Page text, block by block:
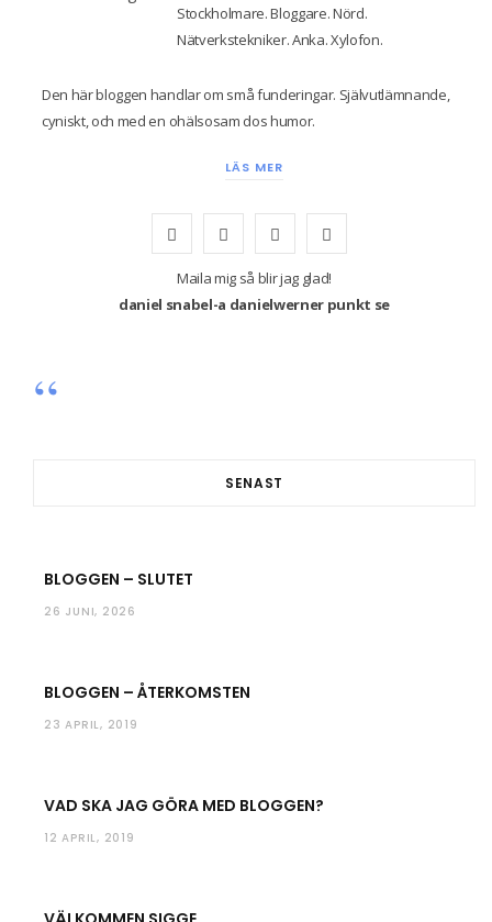
Stockholmare. Bloggare. Nörd.
Nätverkstekniker. Anka. Xylofon.
Den här bloggen handlar om små funderingar. Självutlämnande,
cyniskt, och med en ohälsosam dos humor.
LÄS MER
F
a
c
T
w
r
I
n
s
r
Y
o
u
Maila mig så blir jag glad!
daniel snabel-a danielwerner punkt se
SENAST
BLOGGEN – SLUTET
26 JUNI, 2026
BLOGGEN – ÅTERKOMSTEN
23 APRIL, 2019
VAD SKA JAG GÖRA MED BLOGGEN?
12 APRIL, 2019